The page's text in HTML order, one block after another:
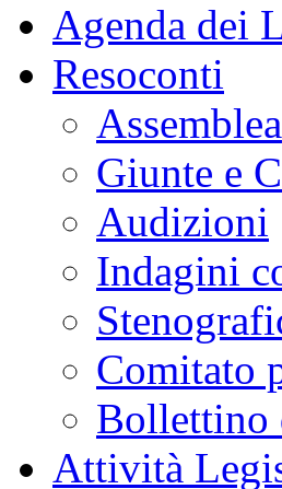
Agenda dei
Resoconti
Assemblea
Giunte e
Audizioni
Indagini
Comitato
Bollettino
Attività